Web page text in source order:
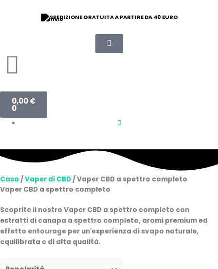
SPEDIZIONE GRATUITA A PARTIRE DA 40 EURO
0,00€
0
Carrello
Casa /Vaper di CBD/ Vaper CBD a spettro completo
Vaper CBD a spettro completo
Scoprite il nostro Vaper CBD a spettro completo con
estratti di canapa a spettro completo, aromi premium ed
effetto entourage per un'esperienza di svapo naturale,
equilibrata e di alta qualità.